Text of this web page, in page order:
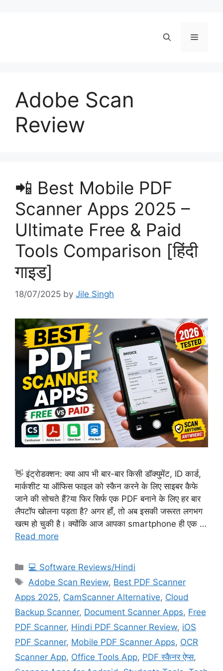
Menu
Adobe Scan
Review
📲 Best Mobile PDF
Scanner Apps 2025 –
Ultimate Free & Paid
Tools Comparison [हिंदी
गाइड]
18/07/2025 by Jile Singh
👋 इंट्रोडक्शन: क्या आप भी बार-बार किसी डॉक्युमेंट, ID कार्ड,
मार्कशीट या ऑफिस फाइल को स्कैन करने के लिए साइबर कैफे
जाने की सोचते हैं?या फिर सिर्फ एक PDF बनाने के लिए हर बार
लैपटॉप खोलना पड़ता है? अगर हाँ, तो अब इसकी जरूरत लगभग
खत्म हो चुकी है। क्योंकि आज आपका smartphone ही एक …
Read more
Categories
💻 Software Reviews/Hindi
Tags
Adobe Scan Review, Best PDF Scanner
Apps 2025, CamScanner Alternative, Cloud
Backup Scanner, Document Scanner Apps, Free
PDF Scanner, Hindi PDF Scanner Review, iOS
PDF Scanner, Mobile PDF Scanner Apps, OCR
Scanner App, Office Tools App, PDF स्कैनर ऐप्स,